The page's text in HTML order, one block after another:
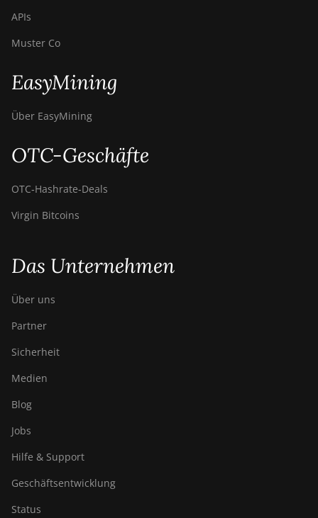
APIs
Muster Co
EasyMining
Über EasyMining
OTC-Geschäfte
OTC‑Hashrate‑Deals
Virgin Bitcoins
Das Unternehmen
Über uns
Partner
Sicherheit
Medien
Blog
Jobs
Hilfe & Support
Geschäftsentwicklung
Status